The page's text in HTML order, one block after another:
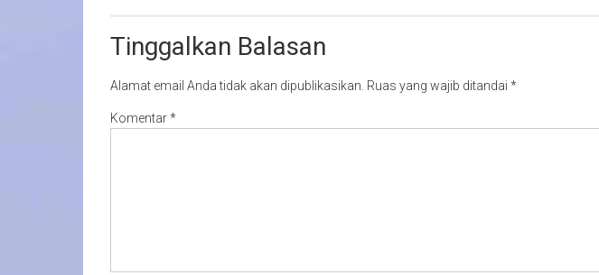
Tinggalkan Balasan
Alamat email Anda tidak akan dipublikasikan. Ruas yang wajib ditandai *
Komentar*